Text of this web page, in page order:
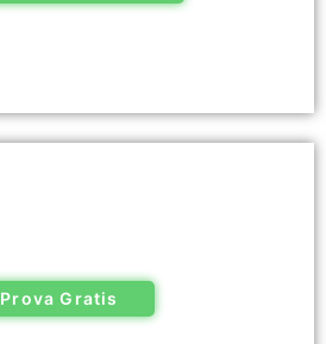
Prova Gratis